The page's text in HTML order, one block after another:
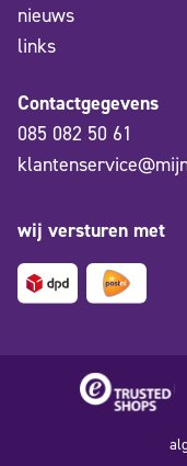
nieuws
links
Contactgegevens
085 082 50 61
wij versturen met